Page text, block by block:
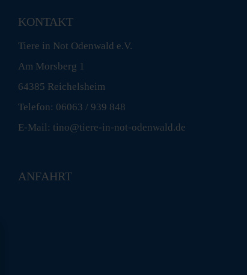
KONTAKT
Tiere in Not Odenwald e.V.
Am Morsberg 1
64385 Reichelsheim
Telefon: 06063 / 939 848
E-Mail: tino@tiere-in-not-odenwald.de
ANFAHRT